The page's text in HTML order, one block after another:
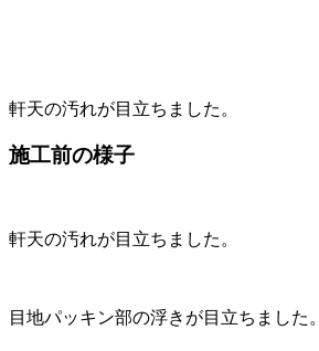
軒天の汚れが目立ちました。
施工前の様子
軒天の汚れが目立ちました。
目地パッキン部の浮きが目立ちました。